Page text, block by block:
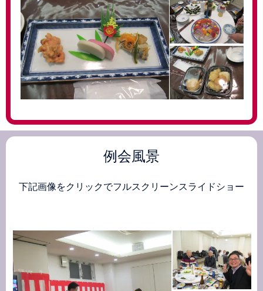
例会風景
下記画像をクリックでフルスクリーンスライドショー